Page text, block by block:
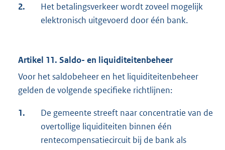
2.
Het betalingsverkeer wordt zoveel mogelijk
elektronisch uitgevoerd door één bank.
Artikel 11. Saldo- en liquiditeitenbeheer
Voor het saldobeheer en het liquiditeitenbeheer
gelden de volgende specifieke richtlijnen:
1.
De gemeente streeft naar concentratie van de
overtollige liquiditeiten binnen één
rentecompensatiecircuit bij de bank als